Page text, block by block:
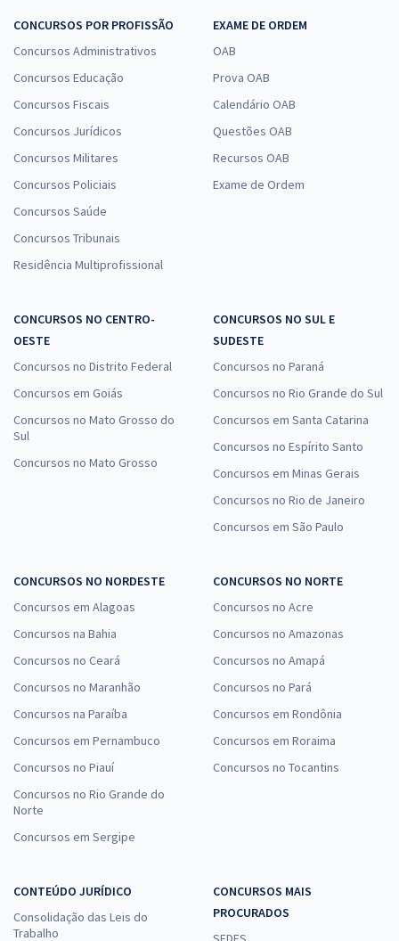
CONCURSOS POR PROFISSÃO
Concursos Administrativos
Concursos Educação
Concursos Fiscais
Concursos Jurídicos
Concursos Militares
Concursos Policiais
Concursos Saúde
Concursos Tribunais
Residência Multiprofissional
EXAME DE ORDEM
OAB
Prova OAB
Calendário OAB
Questões OAB
Recursos OAB
Exame de Ordem
CONCURSOS NO CENTRO-
OESTE
Concursos no Distrito Federal
Concursos em Goiás
Concursos no Mato Grosso do
Sul
Concursos no Mato Grosso
CONCURSOS NO SUL E
SUDESTE
Concursos no Paraná
Concursos no Rio Grande do Sul
Concursos em Santa Catarina
Concursos no Espírito Santo
Concursos em Minas Gerais
Concursos no Rio de Janeiro
Concursos em São Paulo
CONCURSOS NO NORDESTE
Concursos em Alagoas
Concursos na Bahia
Concursos no Ceará
Concursos no Maranhão
Concursos na Paraíba
Concursos em Pernambuco
Concursos no Piauí
Concursos no Rio Grande do
Norte
Concursos em Sergipe
CONCURSOS NO NORTE
Concursos no Acre
Concursos no Amazonas
Concursos no Amapá
Concursos no Pará
Concursos em Rondônia
Concursos em Roraima
Concursos no Tocantins
CONTEÚDO JURÍDICO
Consolidação das Leis do
Trabalho
CONCURSOS MAIS
PROCURADOS